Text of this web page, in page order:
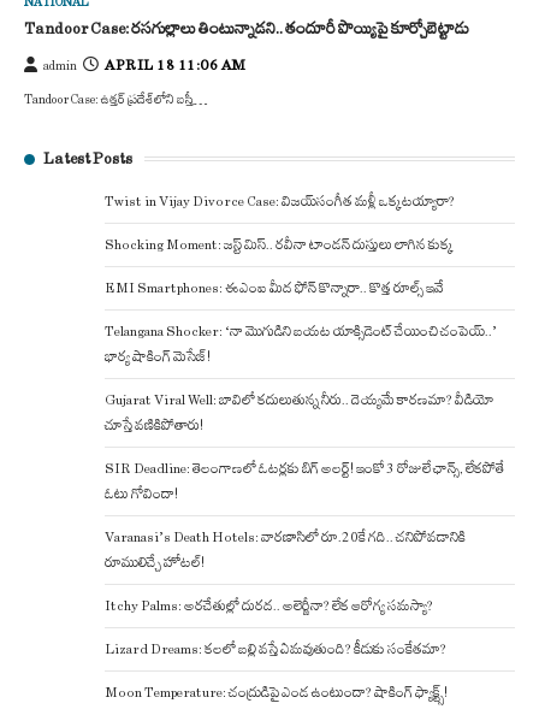
Tandoor Case: రసగుల్లాలు తింటున్నాడని.. తందూరీ పొయ్యిపై కూర్చోబెట్టాడు
admin APRIL 18 11:06 AM
Tandoor Case: ఉత్తర్ ప్రదేశ్‌లోని బస్తీ…
Latest Posts
Twist in Vijay Divorce Case: విజయ్-సంగీత మళ్లీ ఒక్కటయ్యారా?
Shocking Moment: జస్ట్ మిస్.. రవీనా టాండన్ దుస్తులు లాగిన కుక్క
EMI Smartphones: ఈఎంఐ మీద ఫోన్ కొన్నారా.. కొత్త రూల్స్ ఇవే
Telangana Shocker: ‘నా మొగుడిని బయట యాక్సిడెంట్ చేయించి చంపెయ్..’
భార్య షాకింగ్ మెసేజ్!
Gujarat Viral Well: బావిలో కదులుతున్న నీరు.. దెయ్యమే కారణమా? వీడియో
చూస్తే వణికిపోతారు!
SIR Deadline: తెలంగాణలో ఓటర్లకు బిగ్ అలర్ట్! ఇంకో 3 రోజులే ఛాన్స్, లేకపోతే
ఓటు గోవిందా!
Varanasi’s Death Hotels: వారణాసిలో రూ.20కే గది.. చనిపోవడానికి
రూములిచ్చే హోటల్!
Itchy Palms: అరచేతుల్లో దురద.. అలెర్జీనా? లేక ఆరోగ్య సమస్యా?
Lizard Dreams: కలలో బల్లి వస్తే ఏమవుతుంది? కీడుకు సంకేతమా?
Moon Temperature: చంద్రుడిపై ఎండ ఉంటుందా? షాకింగ్ ఫ్యాక్ట్స్!